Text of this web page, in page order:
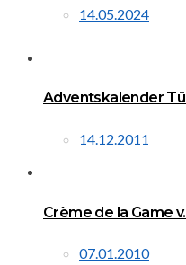
14.05.2024
Adventskalender
14.12.2011
Crème de la Game
07.01.2010